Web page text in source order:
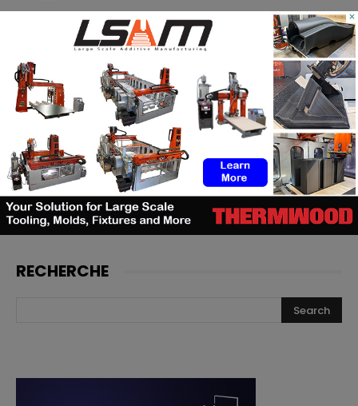
TE Connectivity mise sur
l’impression 3D pour la fabrication
de cathéters
Le bon moment en FA : quand les
fabricants de machines doivent
lancer, et quand les utilisateurs
doivent investir
RECHERCHE
×